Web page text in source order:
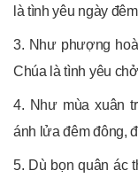
là tình yêu ngày
3. Như phượng
Chúa là tình yêu
4. Như mùa xuân
ánh lửa đêm đông,
5. Dù bọn quân ác